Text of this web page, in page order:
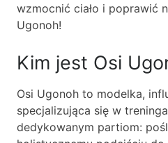
wzmocnić ciało i poprawić
Ugonoh!
Kim jest Osi
Osi Ugonoh to modelka,
specjalizująca się w
dedykowanym partiom: